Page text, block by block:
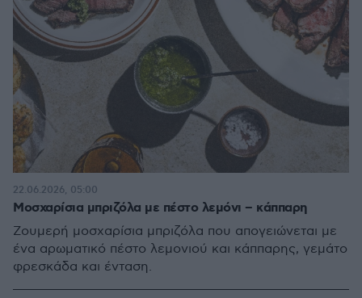
Μοσχαρίσια μπριζόλα με πέστο λεμόνι – κάππαρη
Ζουμερή μοσχαρίσια μπριζόλα που απογειώνεται με
ένα αρωματικό πέστο λεμονιού και κάππαρης, γεμάτο
φρεσκάδα και ένταση.
22.06.2026, 05:00